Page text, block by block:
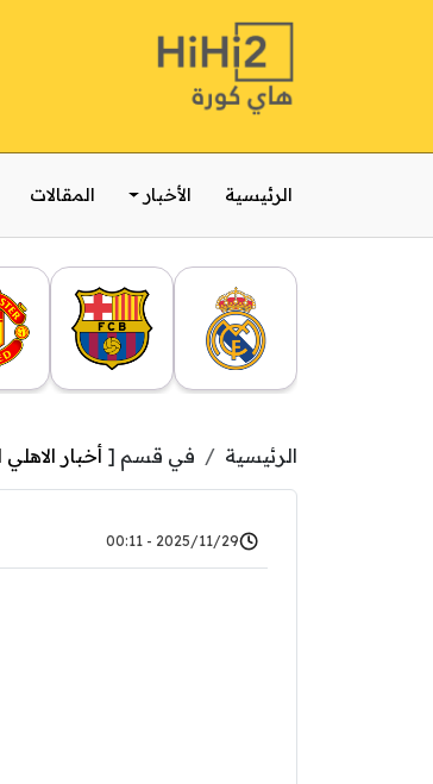
الرئيسية الأخبار المقالات
الرئيسية في قسم [ أخبار
2025/11/29 - 00:11